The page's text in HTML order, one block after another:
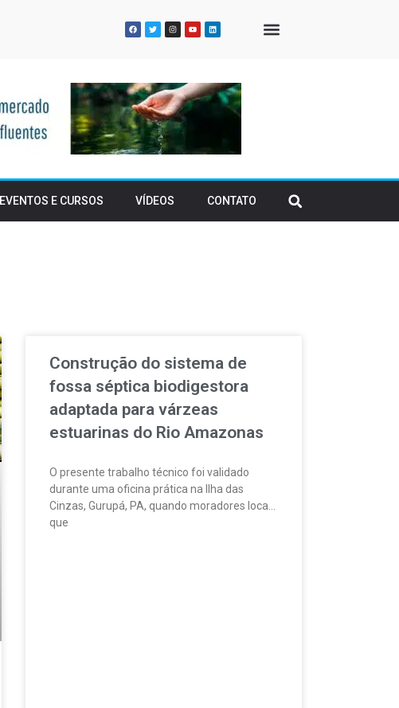
EVENTOS E CURSOS VÍDEOS CONTATO
Construção do sistema de
fossa séptica biodigestora
adaptada para várzeas
estuarinas do Rio Amazonas
O presente trabalho técnico foi validado
durante uma oficina prática na Ilha das
Cinzas, Gurupá, PA, quando moradores locais
que